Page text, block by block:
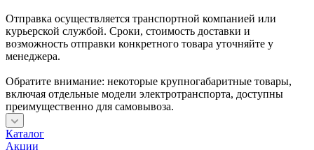
Отправка осуществляется транспортной компанией или
курьерской службой. Сроки, стоимость доставки и
возможность отправки конкретного товара уточняйте у
менеджера.
Обратите внимание: некоторые крупногабаритные товары,
включая отдельные модели электротранспорта, доступны
преимущественно для самовывоза.
Каталог
Акции